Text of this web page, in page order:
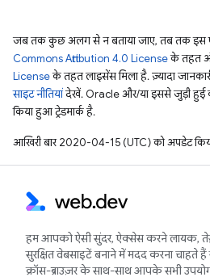
जब तक कुछ अलग से न बताया जाए, तब तक इस
Commons Attribution 4.0 Licenseके तहत
Licenseके तहत लाइसेंस मिला है. ज़्यादा
साइट नीतियांदेखें. Oracle और/या इससे जुड़ी हुई
किया हुआ ट्रेडमार्क है.
आखिरी बार 2020-04-15 (UTC) को अपडेट
हम आपको ऐसी सुंदर, ऐक्सेस करने लायक,
सुरक्षित वेबसाइटें बनाने में मदद करना चाहते हैं
क्रॉस-ब्राउज़र के साथ-साथ आपके सभी